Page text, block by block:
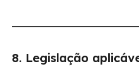
8. Legislação